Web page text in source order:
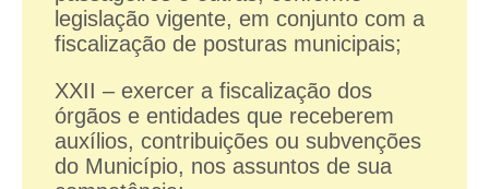
legislação vigente, em conjunto com a
fiscalização de posturas municipais;
XXII – exercer a fiscalização dos
órgãos e entidades que receberem
auxílios, contribuições ou subvenções
do Município, nos assuntos de sua